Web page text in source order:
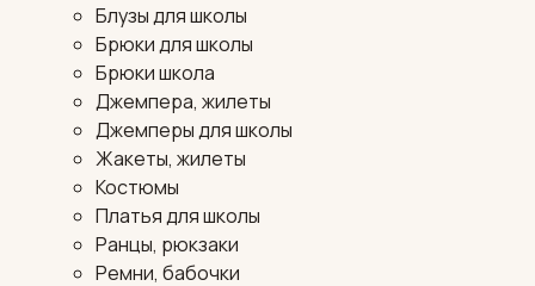
Блузы для школы
Брюки для школы
Брюки школа
Джемпера, жилеты
Джемперы для школы
Жакеты, жилеты
Костюмы
Платья для школы
Ранцы, рюкзаки
Ремни, бабочки